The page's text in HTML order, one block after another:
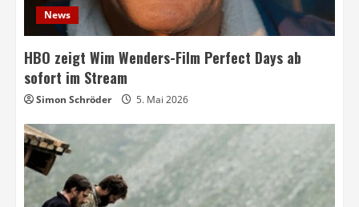
News
HBO zeigt Wim Wenders-Film Perfect Days ab
sofort im Stream
Simon Schröder 5. Mai 2026